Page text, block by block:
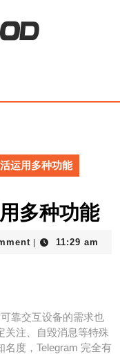
运用多种功能
多种功能
11:29 am
靠交互设备的需求也
关注、自毁消息等特殊
度，Telegram 完全有